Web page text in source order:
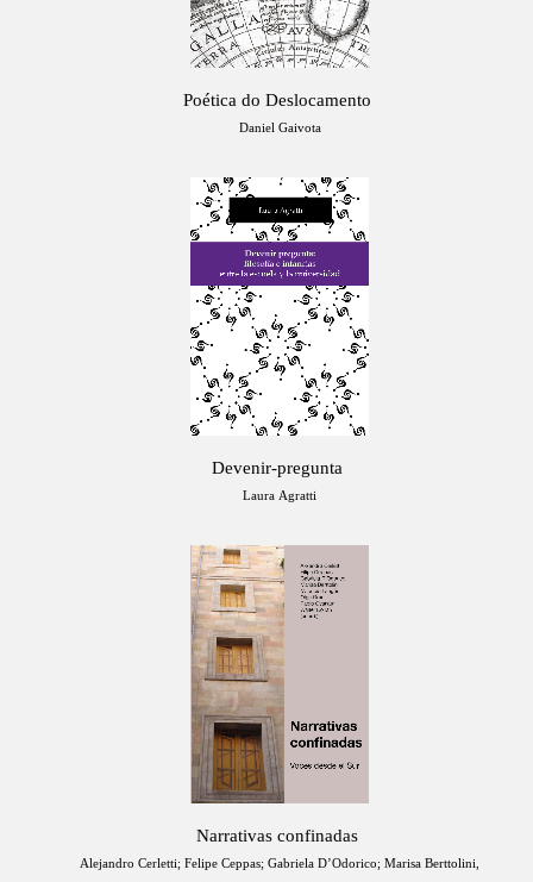
Poética do Deslocamento
Daniel Gaivota
Devenir-pregunta
Laura Agratti
Narrativas confinadas
Alejandro Cerletti; Felipe Ceppas; Gabriela D’Odorico; Marisa Berttolini,